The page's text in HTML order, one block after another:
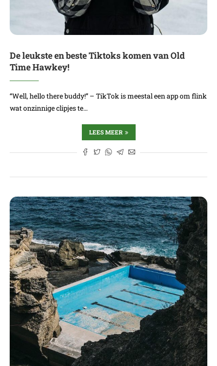
De leukste en beste Tiktoks komen van Old
Time Hawkey!
“Well, hello there buddy!” – TikTok is meestal een app om flink
wat onzinnige clipjes te…
LEES MEER